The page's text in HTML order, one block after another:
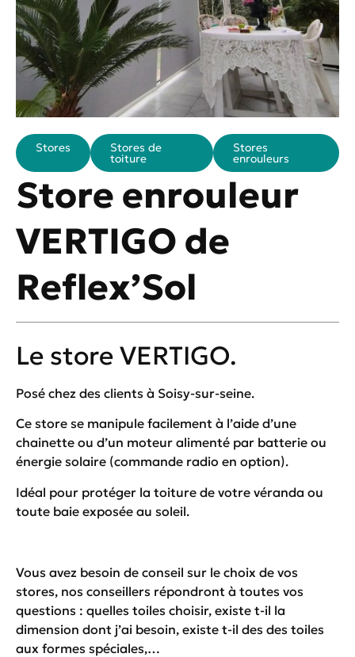
Stores Stores de
toiture
Stores
enrouleurs
Store enrouleur
VERTIGO de
Reflex’Sol
Le store VERTIGO.
Posé chez des clients à Soisy-sur-seine.
Ce store se manipule facilement à l’aide d’une
chainette ou d’un moteur alimenté par batterie ou
énergie solaire (commande radio en option).
Idéal pour protéger la toiture de votre véranda ou
toute baie exposée au soleil.
Vous avez besoin de conseil sur le choix de vos
stores, nos conseillers répondront à toutes vos
questions : quelles toiles choisir, existe t-il la
dimension dont j’ai besoin, existe t-il des des toiles
aux formes spéciales,…